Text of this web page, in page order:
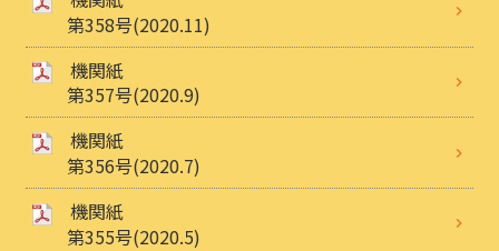
第358号(2020.11)
機関紙
第357号(2020.9)
機関紙
第356号(2020.7)
機関紙
第355号(2020.5)